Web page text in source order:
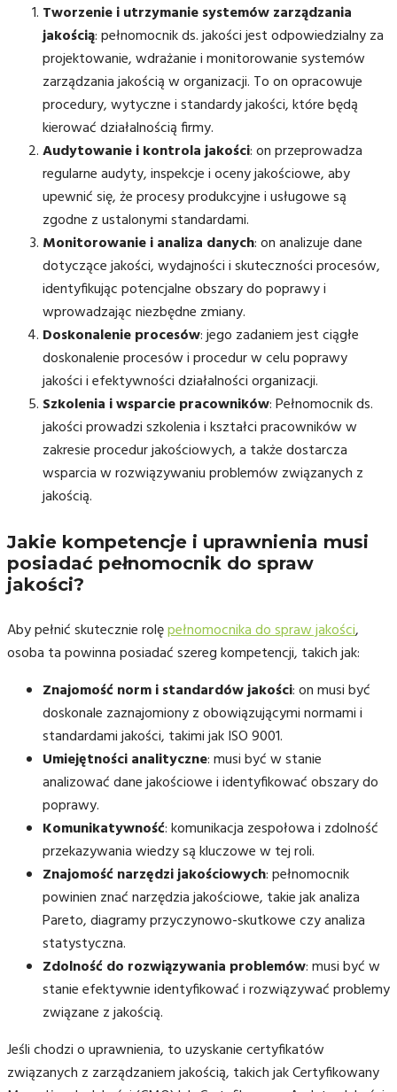
Tworzenie i utrzymanie systemów zarządzania
jakością: pełnomocnik ds. jakości jest odpowiedzialny za
projektowanie, wdrażanie i monitorowanie systemów
zarządzania jakością w organizacji. To on opracowuje
procedury, wytyczne i standardy jakości, które będą
kierować działalnością firmy.
Audytowanie i kontrola jakości: on przeprowadza
regularne audyty, inspekcje i oceny jakościowe, aby
upewnić się, że procesy produkcyjne i usługowe są
zgodne z ustalonymi standardami.
Monitorowanie i analiza danych: on analizuje dane
dotyczące jakości, wydajności i skuteczności procesów,
identyfikując potencjalne obszary do poprawy i
wprowadzając niezbędne zmiany.
Doskonalenie procesów: jego zadaniem jest ciągłe
doskonalenie procesów i procedur w celu poprawy
jakości i efektywności działalności organizacji.
Szkolenia i wsparcie pracowników: Pełnomocnik ds.
jakości prowadzi szkolenia i kształci pracowników w
zakresie procedur jakościowych, a także dostarcza
wsparcia w rozwiązywaniu problemów związanych z
jakością.
Jakie kompetencje i uprawnienia musi
posiadać pełnomocnik do spraw
jakości?
Aby pełnić skutecznie rolępełnomocnika do spraw jakości,
osoba ta powinna posiadać szereg kompetencji, takich jak:
Znajomość norm i standardów jakości: on musi być
doskonale zaznajomiony z obowiązującymi normami i
standardami jakości, takimi jak ISO 9001.
Umiejętności analityczne: musi być w stanie
analizować dane jakościowe i identyfikować obszary do
poprawy.
Komunikatywność: komunikacja zespołowa i zdolność
przekazywania wiedzy są kluczowe w tej roli.
Znajomość narzędzi jakościowych: pełnomocnik
powinien znać narzędzia jakościowe, takie jak analiza
Pareto, diagramy przyczynowo-skutkowe czy analiza
statystyczna.
Zdolność do rozwiązywania problemów: musi być w
stanie efektywnie identyfikować i rozwiązywać problemy
związane z jakością.
Jeśli chodzi o uprawnienia, to uzyskanie certyfikatów
związanych z zarządzaniem jakością, takich jak Certyfikowany